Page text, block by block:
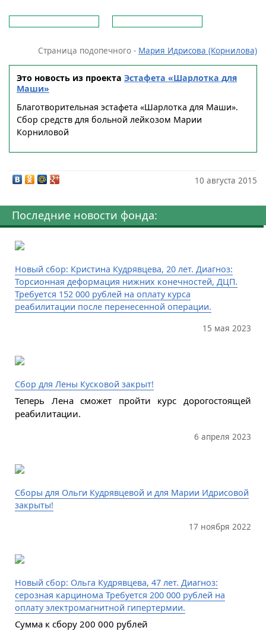
Страница подопечного - Мария Идрисова (Корнилова)
Это новость из проекта Эстафета «Шарлотка для
Маши»
Благотворительная эстафета «Шарлотка для Маши».
Сбор средств для больной лейкозом Марии
Корниловой
10 августа 2015
Последние новости фонда:
Новый сбор: Кристина Кудрявцева, 20 лет. Диагноз:
Торсионная деформация нижних конечностей, ДЦП.
Требуется 152 000 рублей на оплату курса
реабилитации после перенесенной операции.
15 мая 2023
Сбор для Лены Кусковой закрыт!
Теперь Лена сможет пройти курс дорогостоящей
реабилитации.
6 апреля 2023
Сборы для Ольги Кудрявцевой и для Марии Идрисовой
закрыты!
17 ноября 2022
Новый сбор: Ольга Кудрявцева, 47 лет. Диагноз:
серозная карцинома Требуется 200 000 рублей на
оплату электромагнитной гипертермии.
Сумма к сбору 200 000 рублей